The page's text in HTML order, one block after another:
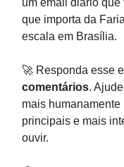
um email diário
que importa da
escala em Brasília.
🚀 Responda esse
comentários.
mais
principais e mais
ouvir.